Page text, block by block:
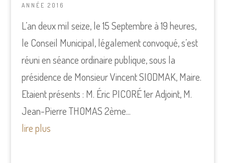
ANNÉE 2016
L’an deux mil seize, le 15 Septembre à 19 heures,
le Conseil Municipal, légalement convoqué, s’est
réuni en séance ordinaire publique, sous la
présidence de Monsieur Vincent SIODMAK, Maire.
Etaient présents : M. Éric PICORÉ 1er Adjoint, M.
Jean-Pierre THOMAS 2ème...
lire plus